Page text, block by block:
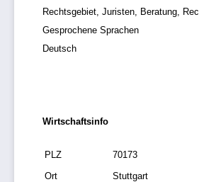
Rechtsgebiet, Juristen, Beratung,
Gesprochene Sprachen
Deutsch
Wirtschaftsinfo
PLZ
70173
Ort
Stuttgart